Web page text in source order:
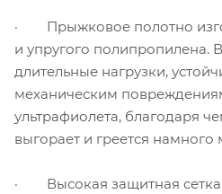
· Прыжковое полотно
и упругого полипропилена.
длительные нагрузки,
механическим
ультрафиолета, благодаря
выгорает и греется намного
· Высокая защитная сетка